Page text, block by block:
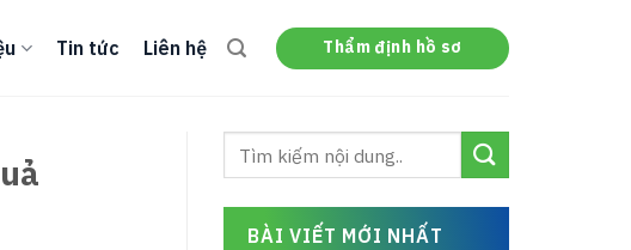
Tin tức Liên hệ Thẩm định hồ sơ
BÀI VIẾT MỚI NHẤT